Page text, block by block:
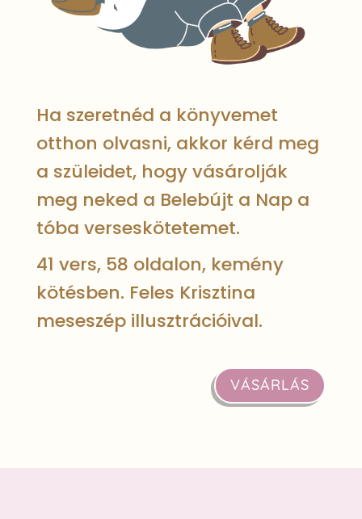
Ha szeretnéd a könyvemet
otthon olvasni, akkor kérd meg
a szüleidet, hogy vásárolják
meg neked a Belebújt a Nap a
tóba verseskötetemet.
41 vers, 58 oldalon, kemény
kötésben. Feles Krisztina
meseszép illusztrációival.
VÁSÁRLÁS